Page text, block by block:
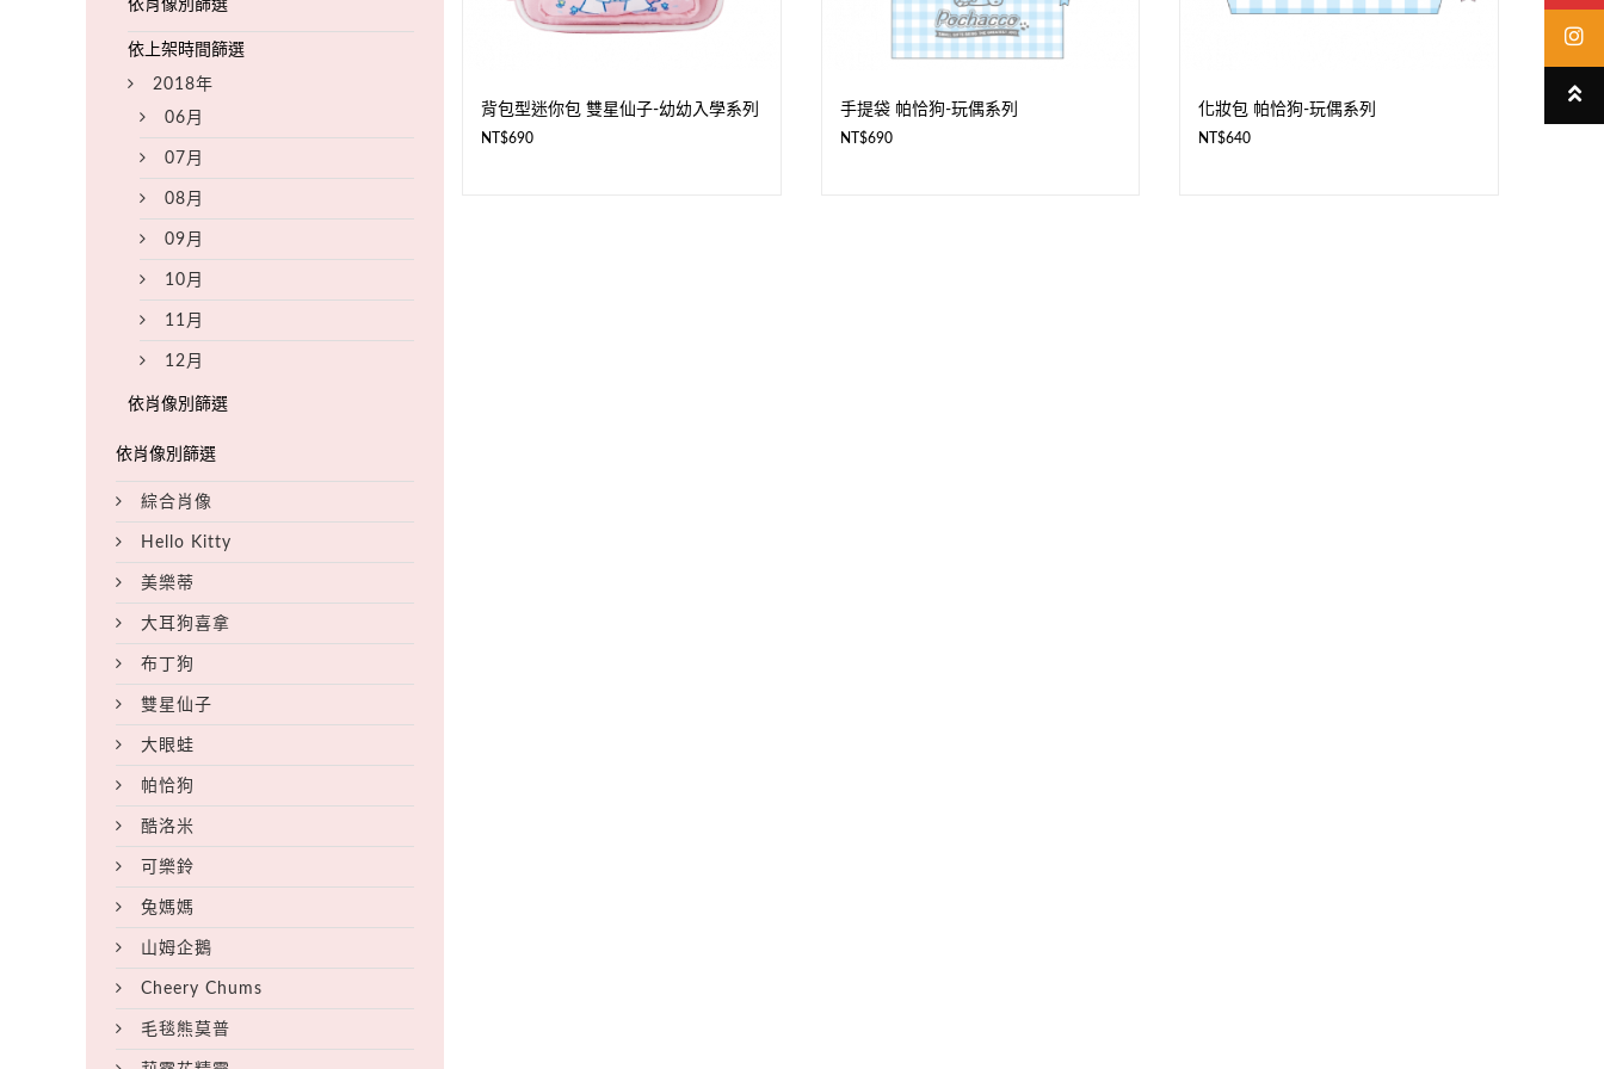
背包型迷你包 雙星仙子-幼幼入學系列
NT$690
手提袋 帕恰狗-玩偶系列
NT$690
化妝包 帕恰狗-玩偶系列
NT$640
2018年
06月
07月
08月
09月
10月
11月
12月
綜合肖像
Hello Kitty
美樂蒂
大耳狗喜拿
布丁狗
雙星仙子
大眼蛙
帕恰狗
酷洛米
可樂鈴
兔媽媽
山姆企鵝
Cheery Chums
毛毯熊莫普